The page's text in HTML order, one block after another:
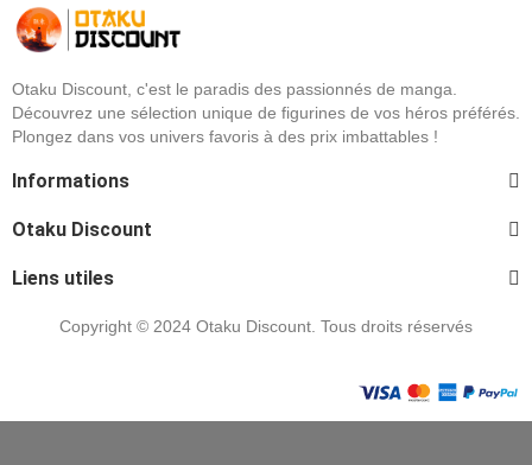
Otaku Discount, c'est le paradis des passionnés de manga.
Découvrez une sélection unique de figurines de vos héros préférés.
Plongez dans vos univers favoris à des prix imbattables !
Informations
Otaku Discount
Liens utiles
Copyright © 2024 Otaku Discount. Tous droits réservés